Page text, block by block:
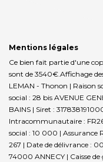
Mentions légales
Ce bien fait partie d'une
sont de 3540€.Affichage
LEMAN - Thonon | Raison
social : 28 bis AVENUE
BAINS | Siret :
Intracommunautaire :
social : 10 000 | Assurance
267 | Date de délivrance :
74000 ANNECY | Caisse de